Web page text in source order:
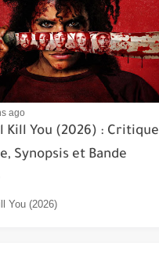
ago
Kill You (2026) : Critique
Synopsis et Bande
You (2026)